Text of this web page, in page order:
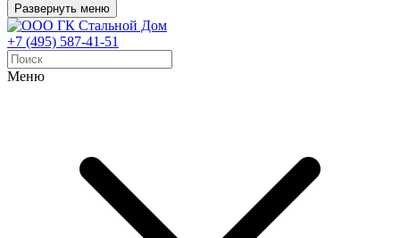
Развернуть меню
+7 (495) 587-41-51
Меню